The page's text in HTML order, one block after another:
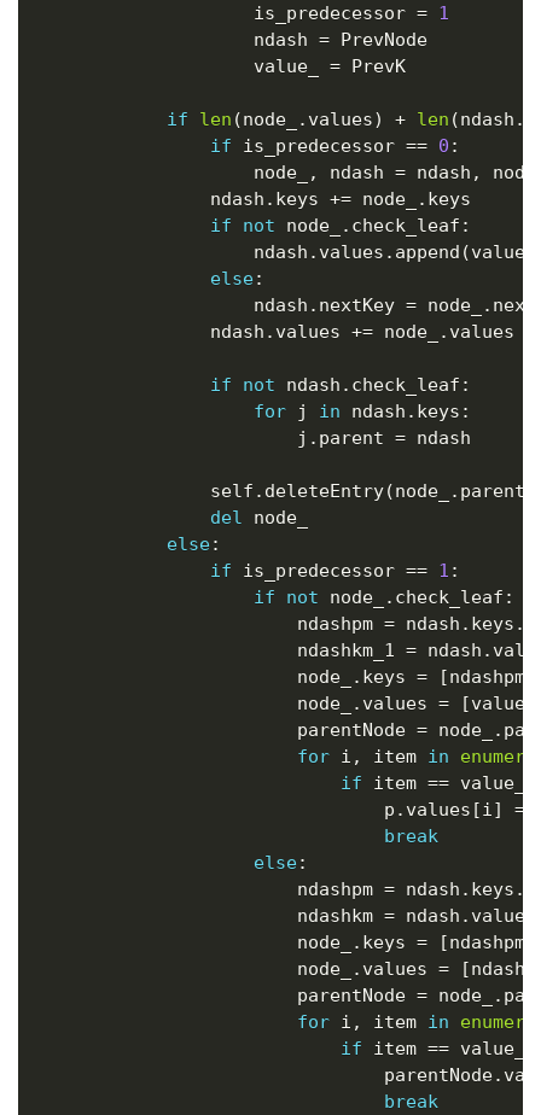
                    is_predecessor
= 1
                    ndash
= PrevNode
                    value_
= PrevK
if len (node_ . values) + len (ndash .
if is_predecessor == 0 :
                    node_
, ndash = ndash ,
                ndash
. keys += node_ . keys
if
not node_ . check_leaf :
                    ndash
. values . append (value_
else:
                    ndash
. nextKey = node_ .
                ndash
. values += node_ . values
if not ndash . check_leaf :
for j in ndash . keys :
                        j
. parent = ndash
                self
. deleteEntry(node_ . parent
del node_
else:
if is_predecessor == 1 :
if
not node_ . check_leaf :
                        ndashpm
= ndash . keys .
                        ndashkm_1
= ndash .
                        node_
. keys = [ndashpm
                        node_
. values = [value_
                        parentNode
= node_ .
for i , item in
if item == value_
                                p
. values [i] =
break
else:
                        ndashpm
= ndash . keys .
                        ndashkm
= ndash . values
                        node_
. keys = [ndashpm
                        node_
. values = [
                        parentNode
= node_ .
for i , item in
if item == value_
                                parentNode
.
break